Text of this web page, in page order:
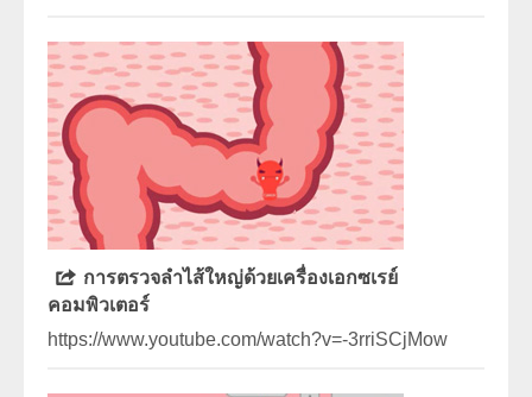
การตรวจลำไส้ใหญ่ด้วยเครื่องเอกซเรย์
คอมพิวเตอร์
https://www.youtube.com/watch?v=-3rriSCjMow